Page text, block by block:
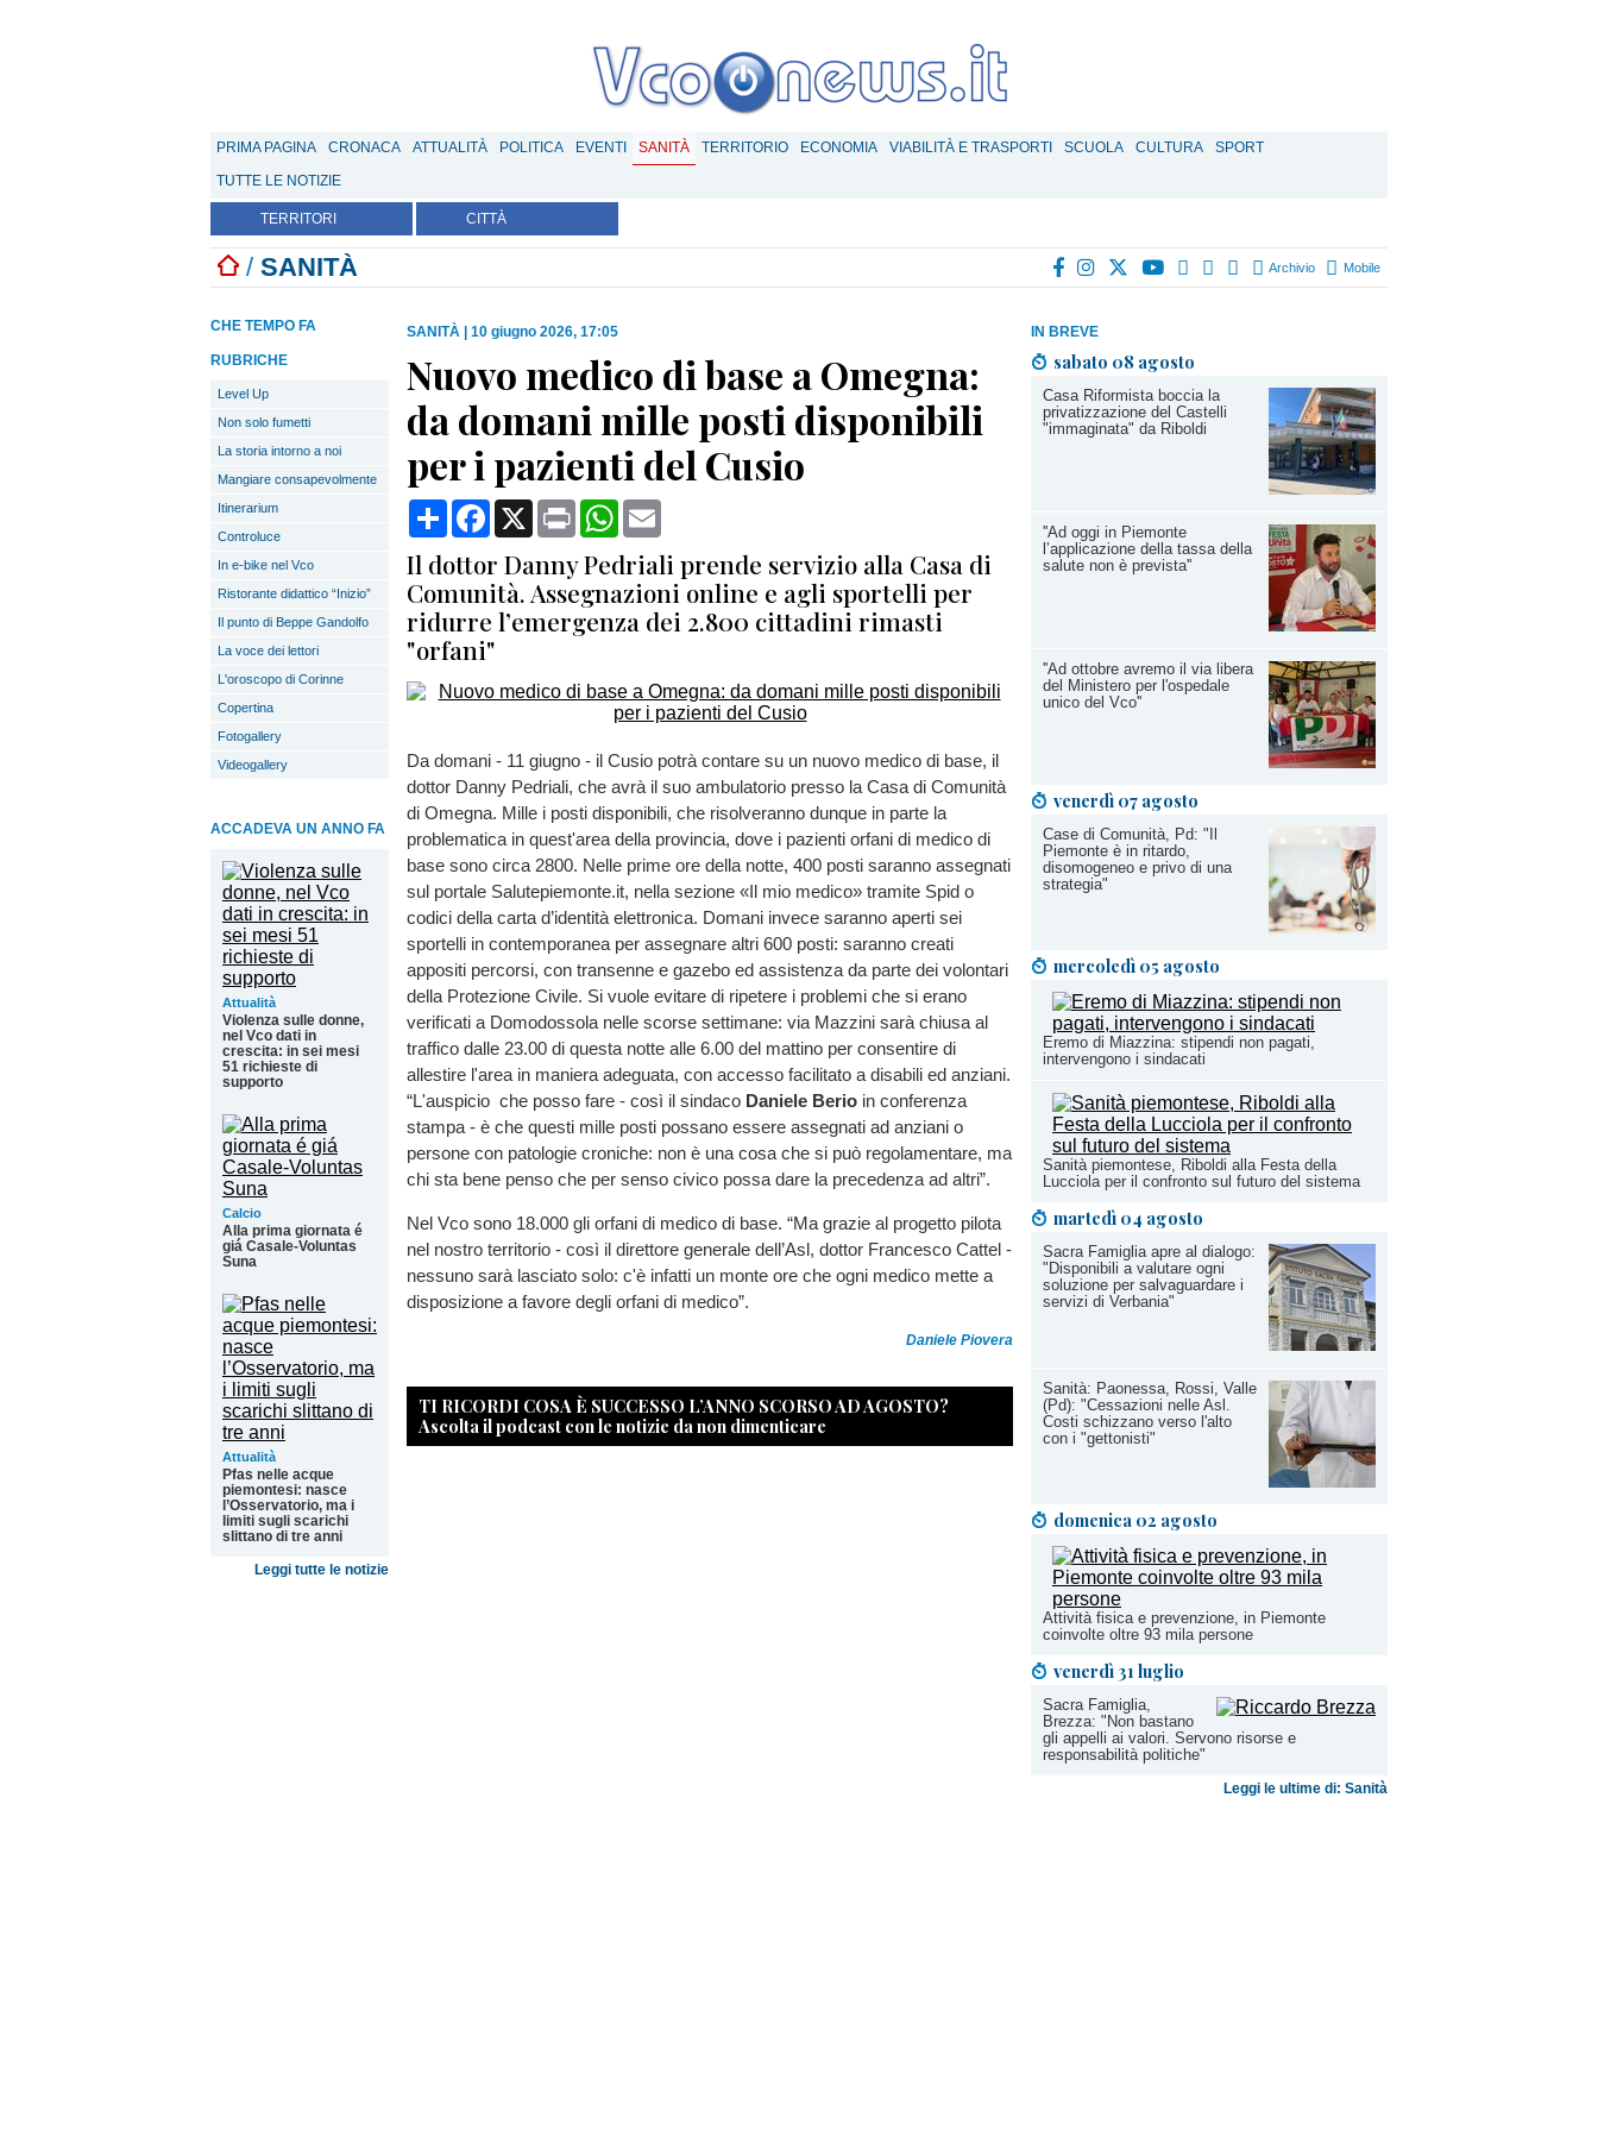
PRIMA PAGINA CRONACA ATTUALITÀ POLITICA EVENTI SANITÀ TERRITORIO ECONOMIA VIABILITÀ E TRASPORTI SCUOLA CULTURA
SPORT
TUTTE LE NOTIZIE
TERRITORI CITTÀ
/ SANITÀ Archivio Mobile
IN BREVE
sabato 08 agosto
Casa Riformista boccia la
privatizzazione del Castelli
"immaginata" da Riboldi
''Ad oggi in Piemonte
l’applicazione della tassa della
salute non è prevista''
''Ad ottobre avremo il via libera
del Ministero per l'ospedale
unico del Vco''
venerdì 07 agosto
Case di Comunità, Pd: "Il
Piemonte è in ritardo,
disomogeneo e privo di una
strategia"
mercoledì 05 agosto
Eremo di Miazzina: stipendi non pagati,
intervengono i sindacati
Sanità piemontese, Riboldi alla Festa della
Lucciola per il confronto sul futuro del sistema
martedì 04 agosto
Sacra Famiglia apre al dialogo:
"Disponibili a valutare ogni
soluzione per salvaguardare i
servizi di Verbania"
Sanità: Paonessa, Rossi, Valle
(Pd): "Cessazioni nelle Asl.
Costi schizzano verso l'alto
con i "gettonisti"
domenica 02 agosto
Attività fisica e prevenzione, in Piemonte
coinvolte oltre 93 mila persone
venerdì 31 luglio
Sacra Famiglia,
Brezza: "Non bastano
gli appelli ai valori. Servono risorse e
responsabilità politiche"
Leggi le ultime di: Sanità
CHE TEMPO FA
RUBRICHE
Level Up
Non solo fumetti
La storia intorno a noi
Mangiare consapevolmente
Itinerarium
Controluce
In e-bike nel Vco
Ristorante didattico “Inizio”
Il punto di Beppe Gandolfo
La voce dei lettori
L'oroscopo di Corinne
Copertina
Fotogallery
Videogallery
ACCADEVA UN ANNO FA
Attualità
Violenza sulle donne,
nel Vco dati in
crescita: in sei mesi
51 richieste di
supporto
Calcio
Alla prima giornata é
giá Casale-Voluntas
Suna
Attualità
Pfas nelle acque
piemontesi: nasce
l’Osservatorio, ma i
limiti sugli scarichi
slittano di tre anni
Leggi tutte le notizie
SANITÀ 10 giugno 2026, 17:05
Nuovo medico di base a Omegna:
da domani mille posti disponibili
per i pazienti del Cusio
CondividiFacebook
X Print WhatsApp
Il dottor Danny Pedriali prende servizio alla Casa di
Comunità. Assegnazioni online e agli sportelli per
ridurre l’emergenza dei 2.800 cittadini rimasti
"orfani"
Da domani - 11 giugno - il Cusio potrà contare su un nuovo medico di base, il
dottor Danny Pedriali, che avrà il suo ambulatorio presso la Casa di Comunità
di Omegna. Mille i posti disponibili, che risolveranno dunque in parte la
problematica in quest'area della provincia, dove i pazienti orfani di medico di
base sono circa 2800. Nelle prime ore della notte, 400 posti saranno assegnati
sul portale Salutepiemonte.it, nella sezione «Il mio medico» tramite Spid o
codici della carta d’identità elettronica. Domani invece saranno aperti sei
sportelli in contemporanea per assegnare altri 600 posti: saranno creati
appositi percorsi, con transenne e gazebo ed assistenza da parte dei volontari
della Protezione Civile. Si vuole evitare di ripetere i problemi che si erano
verificati a Domodossola nelle scorse settimane: via Mazzini sarà chiusa al
traffico dalle 23.00 di questa notte alle 6.00 del mattino per consentire di
allestire l'area in maniera adeguata, con accesso facilitato a disabili ed anziani.
“L'auspicio che posso fare - così il sindaco Daniele Berio in conferenza
stampa - è che questi mille posti possano essere assegnati ad anziani o
persone con patologie croniche: non è una cosa che si può regolamentare, ma
chi sta bene penso che per senso civico possa dare la precedenza ad altri”.
Nel Vco sono 18.000 gli orfani di medico di base. “Ma grazie al progetto pilota
nel nostro territorio - così il direttore generale dell’Asl, dottor Francesco Cattel -
nessuno sarà lasciato solo: c'è infatti un monte ore che ogni medico mette a
disposizione a favore degli orfani di medico”.
Daniele Piovera
TI RICORDI COSA È SUCCESSO L’ANNO SCORSO AD AGOSTO?
Ascolta il podcast con le notizie da non dimenticare